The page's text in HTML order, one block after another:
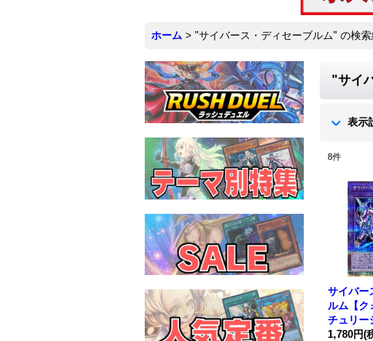
ホーム > "サイバース・ディセーブルム" の検
"サイ
表示
8件
サイバー
ルム【ク
チュリー
ト】
1,780円(